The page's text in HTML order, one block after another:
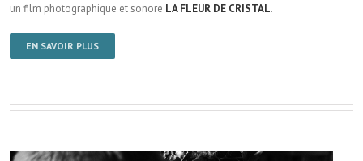
un film photographique et sonore LA FLEUR DE CRISTAL.
EN SAVOIR PLUS